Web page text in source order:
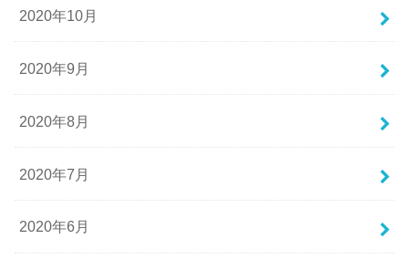
2020年10月
2020年9月
2020年8月
2020年7月
2020年6月